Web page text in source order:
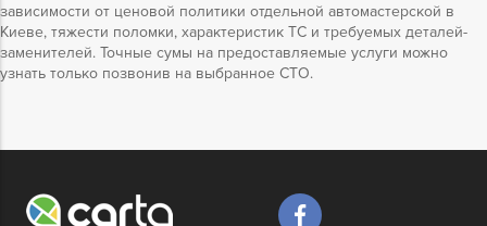
зависимости от ценовой политики отдельной автомастерской в
Киеве, тяжести поломки, характеристик ТС и требуемых деталей-
заменителей. Точные сумы на предоставляемые услуги можно
узнать только позвонив на выбранное СТО.